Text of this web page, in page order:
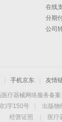
在线
分期
公司
手机京东 友情
医疗器械网络服务备案
)字150号
出版物
经营证照 医